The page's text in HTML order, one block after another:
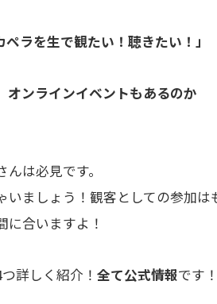
ラを生で観たい！聴きたい！」
オンラインイベントもあるのか
は必見です。
ましょう！観客としての参加は
合いますよ！
詳しく紹介！ 全て公式情報です！